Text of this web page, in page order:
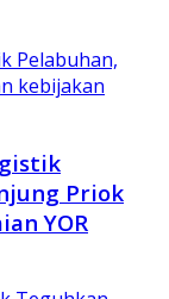
Priok
YOR